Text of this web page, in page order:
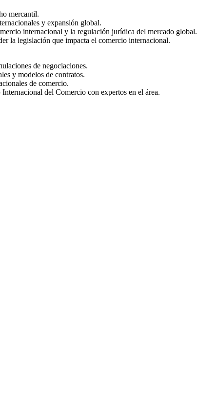
mercantil.
y expansión global.
internacional y la regulación jurídica del mercado global.
la legislación que impacta el comercio internacional.
de negociaciones.
y modelos de contratos.
de comercio.
del Comercio con expertos en el área.